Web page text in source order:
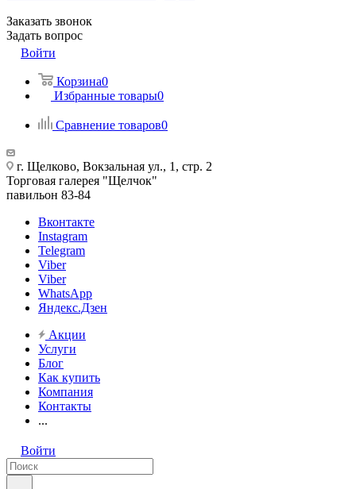
Заказать звонок
Задать вопрос
Войти
Корзина0
Избранные товары0
Сравнение товаров0
г. Щелково, Вокзальная ул., 1, стр. 2
Торговая галерея "Щелчок"
павильон 83-84
Вконтакте
Instagram
Telegram
Viber
Viber
WhatsApp
Яндекс.Дзен
Акции
Услуги
Блог
Как купить
Компания
Контакты
...
Войти